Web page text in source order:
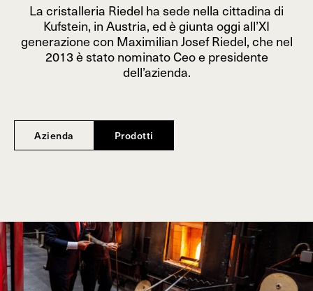
La cristalleria Riedel ha sede nella cittadina di
Kufstein, in Austria, ed è giunta oggi all’XI
generazione con Maximilian Josef Riedel, che nel
2013 è stato nominato Ceo e presidente
dell’azienda.
Azienda Prodotti